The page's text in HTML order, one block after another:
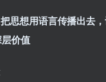
思想用语言传播出去
价值